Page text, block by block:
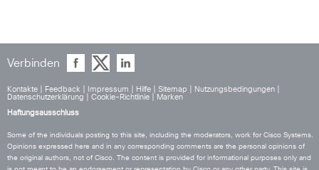
Verbinden
Kontakte Feedback Impressum Hilfe Sitemap Nutzungsbedingungen
Datenschutzerklärung
Cookie-Richtlinie
Marken
Haftungsausschluss
Some of the individuals posting to this site, including the moderators, work for Cisco Systems.
Opinions expressed here and in any corresponding comments are the personal opinions of
the original authors, not of Cisco. The content is provided for informational purposes only and